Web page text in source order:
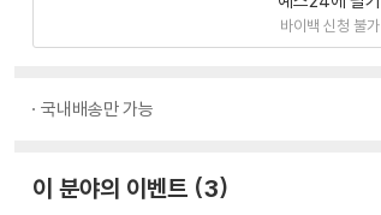
바이백 신청 불가
국내배송만 가능
이 분야의 이벤트 3